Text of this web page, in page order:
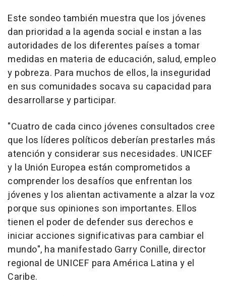
Este sondeo también muestra que los jóvenes
dan prioridad a la agenda social e instan a las
autoridades de los diferentes países a tomar
medidas en materia de educación, salud, empleo
y pobreza. Para muchos de ellos, la inseguridad
en sus comunidades socava su capacidad para
desarrollarse y participar.
"Cuatro de cada cinco jóvenes consultados cree
que los líderes políticos deberían prestarles más
atención y considerar sus necesidades. UNICEF
y la Unión Europea están comprometidos a
comprender los desafíos que enfrentan los
jóvenes y los alientan activamente a alzar la voz
porque sus opiniones son importantes. Ellos
tienen el poder de defender sus derechos e
iniciar acciones significativas para cambiar el
mundo", ha manifestado Garry Conille, director
regional de UNICEF para América Latina y el
Caribe.